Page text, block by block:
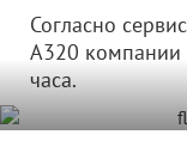
Согласно
A320 компании
часа.